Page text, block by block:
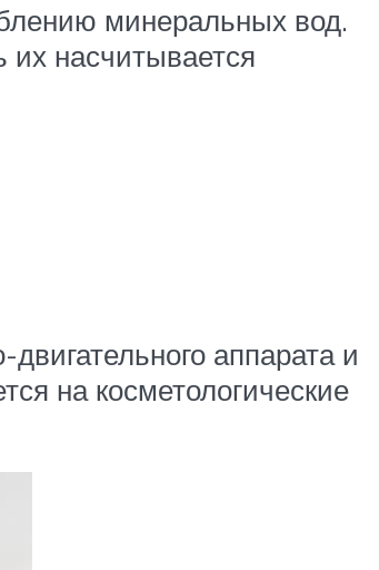
минеральных вод.
насчитывается
аппарата и
на косметологические